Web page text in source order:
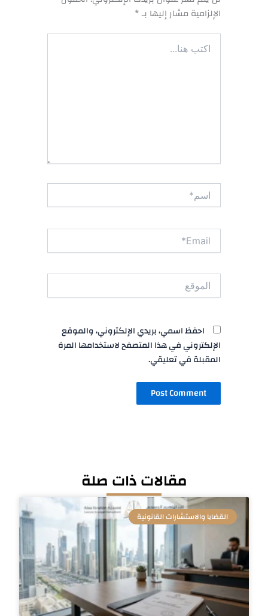
الإلزامية مشار إليها بـ*
اكتب
هنا...
اسم*
Email*
الموقع
احفظ اسمي، بريدي الإلكتروني، والموقع
الإلكتروني في هذا المتصفح لاستخدامها المرة
المقبلة في تعليقي.
مقالات ذات صلة
القضايا والاستشارات القانونية